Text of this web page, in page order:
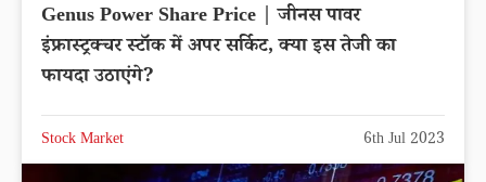
Genus Power Share Price | जीनस पावर
इंफ्रास्ट्रक्चर स्टॉक में अपर सर्किट, क्या इस तेजी का
फायदा उठाएंगे?
Stock Market 6th Jul 2023